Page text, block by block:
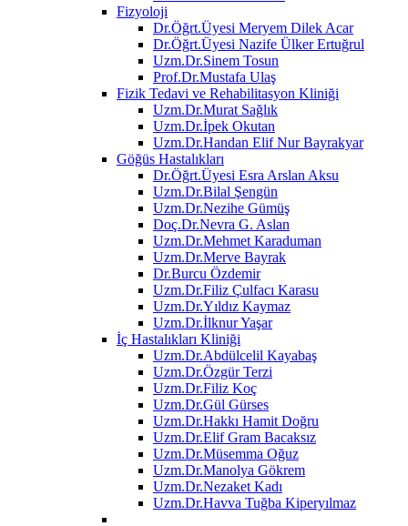
Fizyoloji
Dr.Öğrt.Üyesi Meryem Dilek Acar
Dr.Öğrt.Üyesi Nazife Ülker Ertuğrul
Uzm.Dr.Sinem Tosun
Prof.Dr.Mustafa Ulaş
Fizik Tedavi ve Rehabilitasyon Kliniği
Uzm.Dr.Murat Sağlık
Uzm.Dr.İpek Okutan
Uzm.Dr.Handan Elif Nur Bayrakyar
Göğüs Hastalıkları
Dr.Öğrt.Üyesi Esra Arslan Aksu
Uzm.Dr.Bilal Şengün
Uzm.Dr.Nezihe Gümüş
Doç.Dr.Nevra G. Aslan
Uzm.Dr.Mehmet Karaduman
Uzm.Dr.Merve Bayrak
Dr.Burcu Özdemir
Uzm.Dr.Filiz Çulfacı Karasu
Uzm.Dr.Yıldız Kaymaz
Uzm.Dr.İlknur Yaşar
İç Hastalıkları Kliniği
Uzm.Dr.Abdülcelil Kayabaş
Uzm.Dr.Özgür Terzi
Uzm.Dr.Filiz Koç
Uzm.Dr.Gül Gürses
Uzm.Dr.Hakkı Hamit Doğru
Uzm.Dr.Elif Gram Bacaksız
Uzm.Dr.Müsemma Oğuz
Uzm.Dr.Manolya Gökrem
Uzm.Dr.Nezaket Kadı
Uzm.Dr.Havva Tuğba Kiperyılmaz